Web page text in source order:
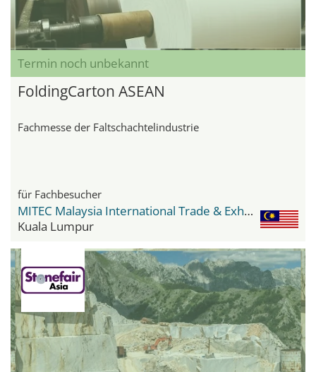
Termin noch unbekannt
FoldingCarton ASEAN
Fachmesse der Faltschachtelindustrie
für Fachbesucher
MITEC Malaysia International Trade & Exhibition Centre
Kuala Lumpur